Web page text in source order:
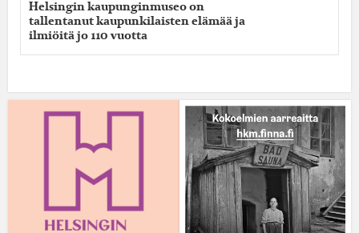
Helsingin kaupunginmuseo on
tallentanut kaupunkilaisten elämää ja
ilmiöitä jo 110 vuotta